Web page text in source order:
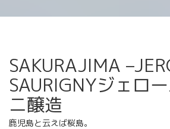
SAKURAJIMA
SAURIGNYジェロ
ニ醸造
鹿児島と云えば桜島。